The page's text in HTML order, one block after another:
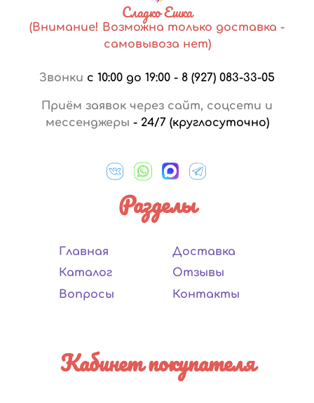
Сладко Ешка
(Внимание! Возможна только доставка -
самовывоза нет)
Звонки с 10:00 до 19:00 - 8 (927) 083-33-05
Приём заявок через сайт, соцсети и
мессенджеры - 24/7 (круглосуточно)
Разделы
Главная
Каталог
Вопросы
Доставка
Отзывы
Контакты
Кабинет покупателя